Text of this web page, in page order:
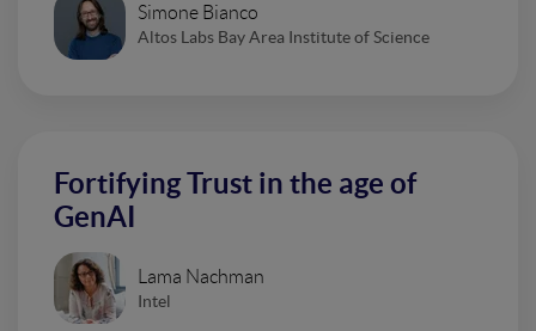
Simone Bianco
Altos Labs Bay Area Institute of Science
Fortifying Trust in the age of
GenAI
Lama Nachman
Intel